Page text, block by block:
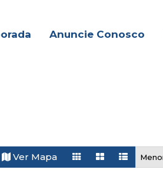
Anuncie Conosco
Ver Mapa